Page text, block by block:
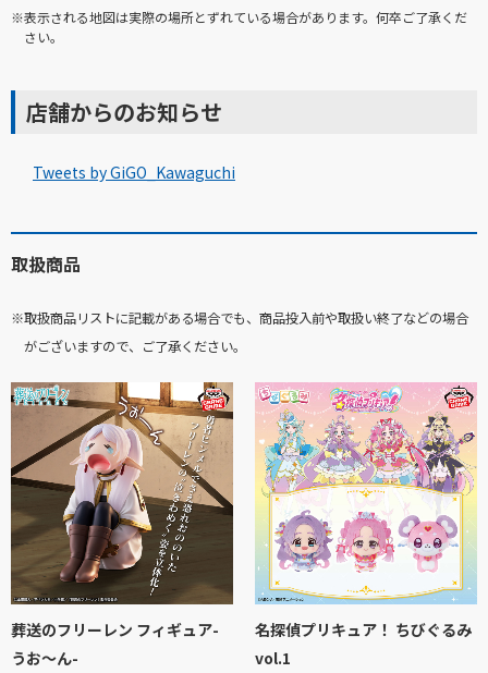
※表示される地図は実際の場所とずれている場合があります。何卒ご了承くだ
さい。
店舗からのお知らせ
Tweets by GiGO_Kawaguchi
取扱商品
※取扱商品リストに記載がある場合でも、商品投入前や取扱い終了などの場合
がございますので、ご了承ください。
葬送のフリーレン フィギュア-
うお～ん-
名探偵プリキュア！ ちびぐるみ
vol.1